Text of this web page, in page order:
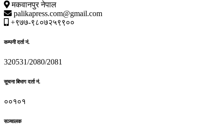
मकवानपुर नेपाल
palikapress.com@gmail.com
+९७७-९८०७२५९९००
कम्पनी दर्ता नं.
320531/2080/2081
सूचना बिभाग दर्ता नं.
००१०१
सञ्चालक